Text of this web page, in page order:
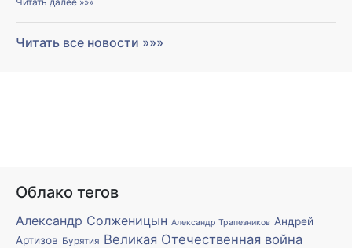
Читать все новости »»»
Облако тегов
Александр Солженицын Александр Трапезников Андрей
Артизов Бурятия Великая Отечественная война